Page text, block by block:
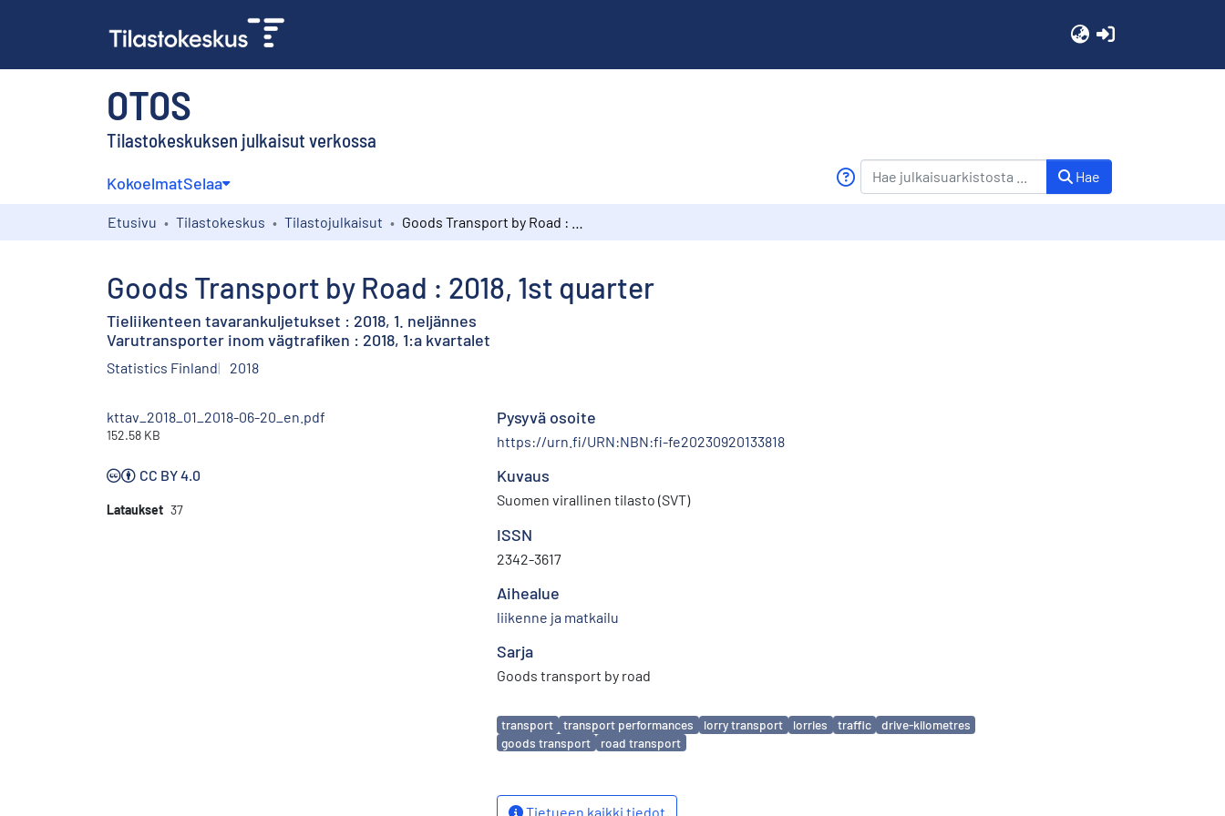
OTOS
Tilastokeskuksen julkaisut verkossa
KokoelmatSelaa Hae
Etusivu Tilastokeskus Tilastojulkaisut
Goods Transport by Road : 2018, 1st quarter
Tieliikenteen tavarankuljetukset : 2018, 1. neljännes
Varutransporter inom vägtrafiken : 2018, 1:a kvartalet
Statistics Finland 2018
kttav_2018_01_2018-06-20_en.pdf
152.58 KB
CC BY 4.0
Lataukset 37
Pysyvä osoite
https://urn.fi/URN:NBN:fi-fe20230920133818
Kuvaus
Suomen virallinen tilasto (SVT)
ISSN
2342-3617
Aihealue
liikenne ja matkailu
Sarja
Goods transport by road
Avainsanat
transport transport performances lorry transport lorries traffic
drive-kilometres
goods transport
road transport
Tietueen kaikki tiedot